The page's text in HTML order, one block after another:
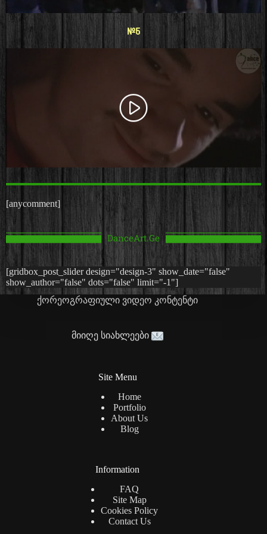
#5
[anycomment]
DanceArt.Ge
[gridbox_post_slider design="design-3" show_date="false"
show_author="false" dots="false" limit="-1"]
ქორეოგრაფიული ვიდეო კონტენტი
მიიღე სიახლეები
Site Menu
Home
Portfolio
About Us
Blog
Information
FAQ
Site Map
Cookies Policy
Contact Us